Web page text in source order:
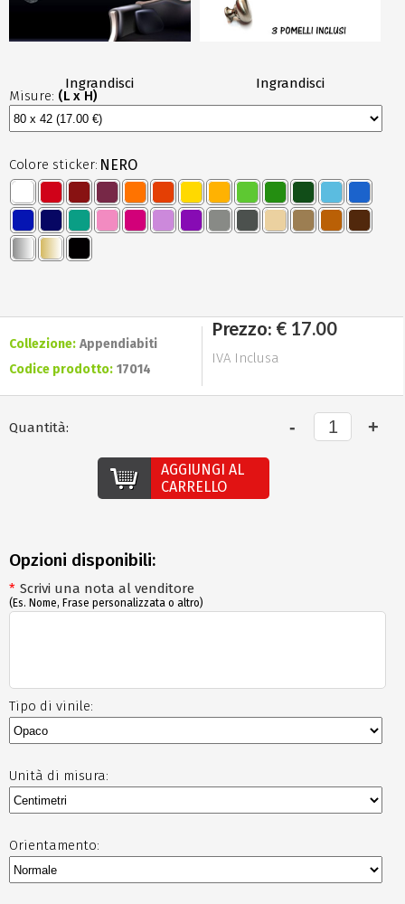
Ingrandisci Ingrandisci
Collezione: Appendiabiti
Codice prodotto: 17014
Prezzo: € 17.00
IVA Inclusa
Opzioni disponibili:
Misure: (L x H)
Tipo di vinile:
Unità di misura:
Orientamento:
Colore sticker: NERO
* Scrivi una nota al venditore
(Es. Nome, Frase personalizzata o altro)
Quantità:
AGGIUNGI AL
CARRELLO